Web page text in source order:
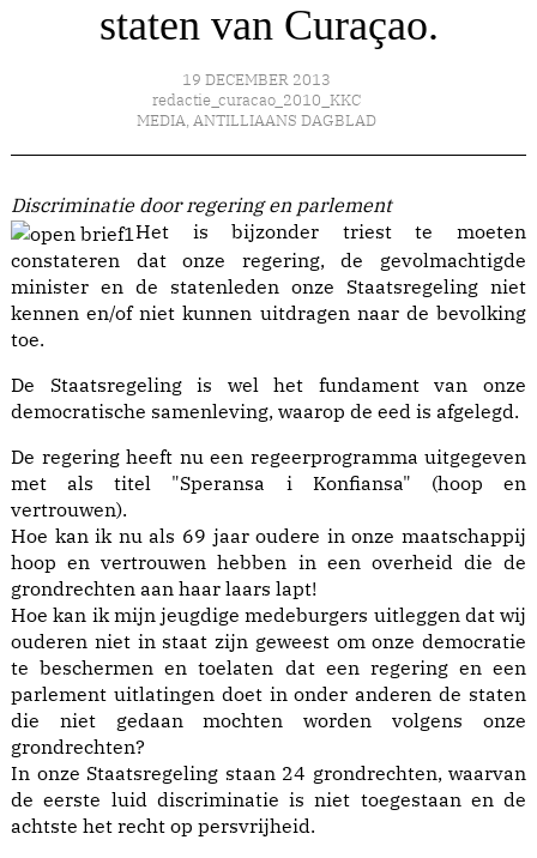
staten van Curaçao.
19 DECEMBER 2013
redactie_curacao_2010_KKC
MEDIA, ANTILLIAANS DAGBLAD
Discriminatie door regering en parlement
Het is bijzonder triest te moeten
constateren dat onze regering, de gevolmachtigde
minister en de statenleden onze Staatsregeling niet
kennen en/of niet kunnen uitdragen naar de bevolking
toe.
De Staatsregeling is wel het fundament van onze
democratische samenleving, waarop de eed is afgelegd.
De regering heeft nu een regeerprogramma uitgegeven
met als titel "Speransa i Konfiansa" (hoop en
vertrouwen).
Hoe kan ik nu als 69 jaar oudere in onze maatschappij
hoop en vertrouwen hebben in een overheid die de
grondrechten aan haar laars lapt!
Hoe kan ik mijn jeugdige medeburgers uitleggen dat wij
ouderen niet in staat zijn geweest om onze democratie
te beschermen en toelaten dat een regering en een
parlement uitlatingen doet in onder anderen de staten
die niet gedaan mochten worden volgens onze
grondrechten?
In onze Staatsregeling staan 24 grondrechten, waarvan
de eerste luid discriminatie is niet toegestaan en de
achtste het recht op persvrijheid.